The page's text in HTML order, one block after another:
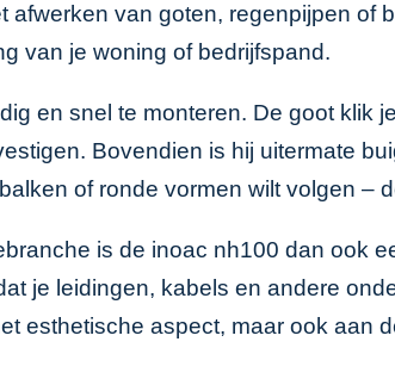
van goten, regenpijpen of
van je woning of bedrijfspand.
en snel te monteren. De goot klik
Bovendien is hij uitermate
of ronde vormen wilt volgen –
is de inoac nh100 dan ook
je leidingen, kabels en andere
esthetische aspect, maar ook aan